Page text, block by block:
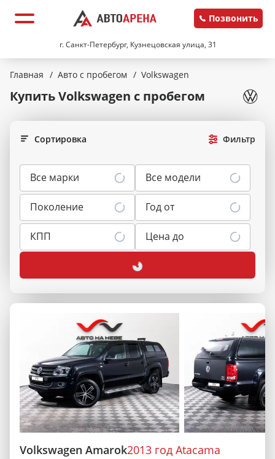
г. Санкт-Петербург, Кузнецовская улица, 31
Позвонить
Главная / Авто с пробегом / Volkswagen
Купить Volkswagen с пробегом
Фильтр
Сортировка
Все марки Все модели
Поколение Год от
КПП Цена до
Volkswagen Amarok2013 год Atacama